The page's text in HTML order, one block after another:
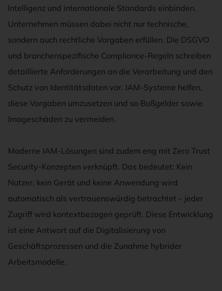
Intelligenz und internationale Standards einbinden.
Unternehmen müssen dabei nicht nur technische,
sondern auch rechtliche Vorgaben erfüllen. Die DSGVO
und branchenspezifische Compliance-Regeln schreiben
detaillierte Anforderungen an die Verarbeitung und den
Schutz von Identitätsdaten vor. IAM-Systeme helfen,
diese Vorgaben umzusetzen und so Bußgelder sowie
Imageschäden zu vermeiden.
Moderne IAM-Lösungen sind zudem eng mit Zero Trust
Security-Konzepten verknüpft. Das bedeutet: Kein
Nutzer, kein Gerät und keine Anwendung wird
automatisch als vertrauenswürdig betrachtet – jeder
Zugriff wird kontextbezogen geprüft. Diese Entwicklung
ist eine Antwort auf die Digitalisierung von
Geschäftsprozessen und die Zunahme hybrider
Arbeitsmodelle.